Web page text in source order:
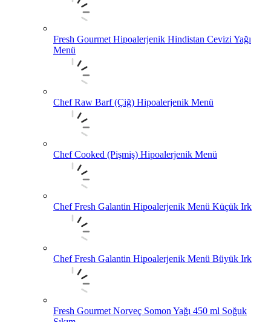
Fresh Gourmet Hipoalerjenik Hindistan Cevizi Yağı
Menü
Chef Raw Barf (Çiğ) Hipoalerjenik Menü
Chef Cooked (Pişmiş) Hipoalerjenik Menü
Chef Fresh Galantin Hipoalerjenik Menü Küçük Irk
Chef Fresh Galantin Hipoalerjenik Menü Büyük Irk
Fresh Gourmet Norveç Somon Yağı 450 ml Soğuk